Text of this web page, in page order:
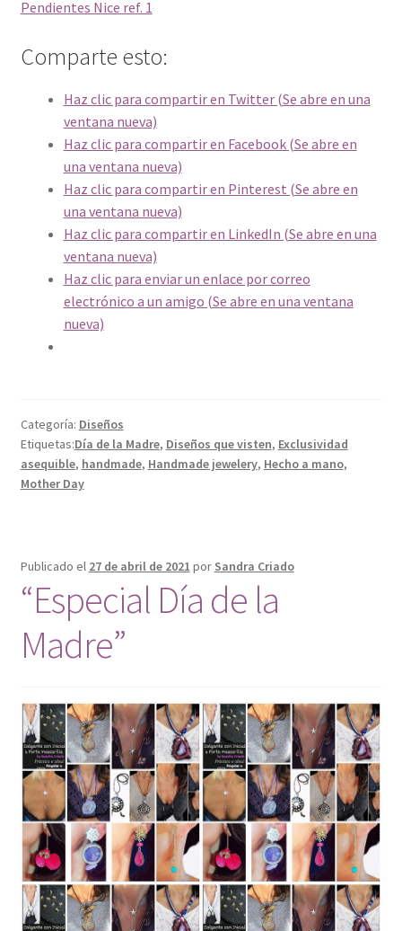
Pendientes Nice ref. 1
Comparte esto:
Haz clic para compartir en Twitter (Se abre en una
ventana nueva)
Haz clic para compartir en Facebook (Se abre en
una ventana nueva)
Haz clic para compartir en Pinterest (Se abre en
una ventana nueva)
Haz clic para compartir en LinkedIn (Se abre en una
ventana nueva)
Haz clic para enviar un enlace por correo
electrónico a un amigo (Se abre en una ventana
nueva)
Categoría: Diseños
Etiquetas:Día de la Madre, Diseños que visten, Exclusividad
asequible, handmade, Handmade jewelery, Hecho a mano,
Mother Day
Publicado el 27 de abril de 2021 por Sandra Criado
“Especial Día de la
Madre”